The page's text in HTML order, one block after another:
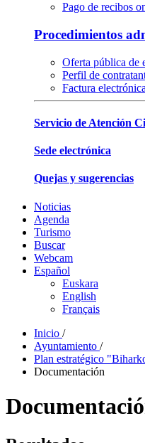
Pago de recibos
Procedimientos
Oferta pública de
Perfil de
Factura electrónica
Servicio de Atención
Sede electrónica
Quejas y sugerencias
Noticias
Agenda
Turismo
Buscar
Webcam
Español
Euskara
English
Français
Inicio /
Ayuntamiento /
Plan estratégico
Documentación